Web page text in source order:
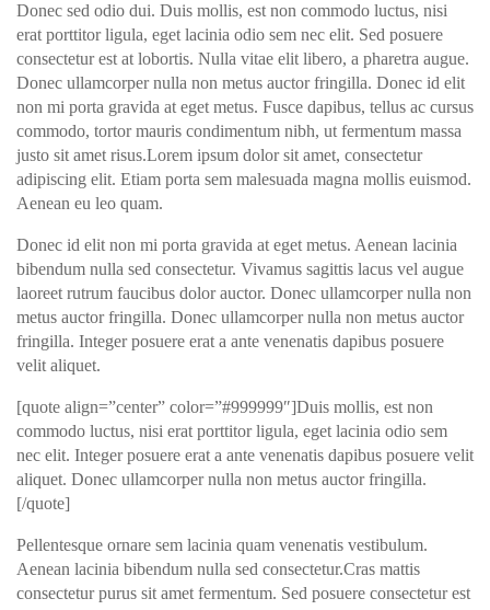
Donec sed odio dui. Duis mollis, est non commodo luctus, nisi
erat porttitor ligula, eget lacinia odio sem nec elit. Sed posuere
consectetur est at lobortis. Nulla vitae elit libero, a pharetra augue.
Donec ullamcorper nulla non metus auctor fringilla. Donec id elit
non mi porta gravida at eget metus. Fusce dapibus, tellus ac cursus
commodo, tortor mauris condimentum nibh, ut fermentum massa
justo sit amet risus.Lorem ipsum dolor sit amet, consectetur
adipiscing elit. Etiam porta sem malesuada magna mollis euismod.
Aenean eu leo quam.
Donec id elit non mi porta gravida at eget metus. Aenean lacinia
bibendum nulla sed consectetur. Vivamus sagittis lacus vel augue
laoreet rutrum faucibus dolor auctor. Donec ullamcorper nulla non
metus auctor fringilla. Donec ullamcorper nulla non metus auctor
fringilla. Integer posuere erat a ante venenatis dapibus posuere
velit aliquet.
[quote align=”center” color=”#999999″]Duis mollis, est non
commodo luctus, nisi erat porttitor ligula, eget lacinia odio sem
nec elit. Integer posuere erat a ante venenatis dapibus posuere velit
aliquet. Donec ullamcorper nulla non metus auctor fringilla.
[/quote]
Pellentesque ornare sem lacinia quam venenatis vestibulum.
Aenean lacinia bibendum nulla sed consectetur.Cras mattis
consectetur purus sit amet fermentum. Sed posuere consectetur est